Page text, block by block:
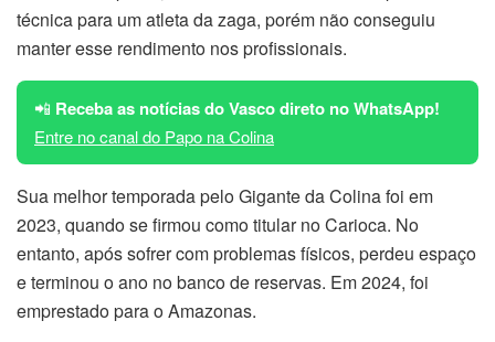
técnica para um atleta da zaga, porém não conseguiu
manter esse rendimento nos profissionais.
📲 Receba as notícias do Vasco direto no WhatsApp!
Entre no canal do Papo na Colina
Sua melhor temporada pelo Gigante da Colina foi em
2023, quando se firmou como titular no Carioca. No
entanto, após sofrer com problemas físicos, perdeu espaço
e terminou o ano no banco de reservas. Em 2024, foi
emprestado para o Amazonas.